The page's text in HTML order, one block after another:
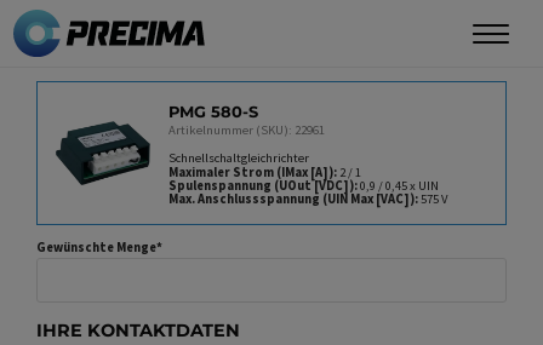
Direkt
zum
PMG 580-S
Artikelnummer (SKU): 22961
Schnellschaltgleichrichter
Maximaler Strom (IMax [A]) 2 / 1
Spulenspannung (UOut [VDC]) 0,9 / 0,45 x UIN
Max. Anschlussspannung (UIN Max [VAC]) 575 V
Gewünschte Menge
IHRE KONTAKTDATEN